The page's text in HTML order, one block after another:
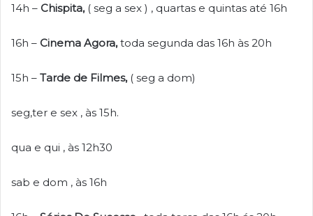
14h – Chispita,( seg a sex ) , quartas e quintas até 16h
16h – Cinema Agora,toda segunda das 16h às 20h
15h – Tarde de Filmes,( seg a dom)
seg,ter e sex , às 15h.
qua e qui , às 12h30
sab e dom , às 16h